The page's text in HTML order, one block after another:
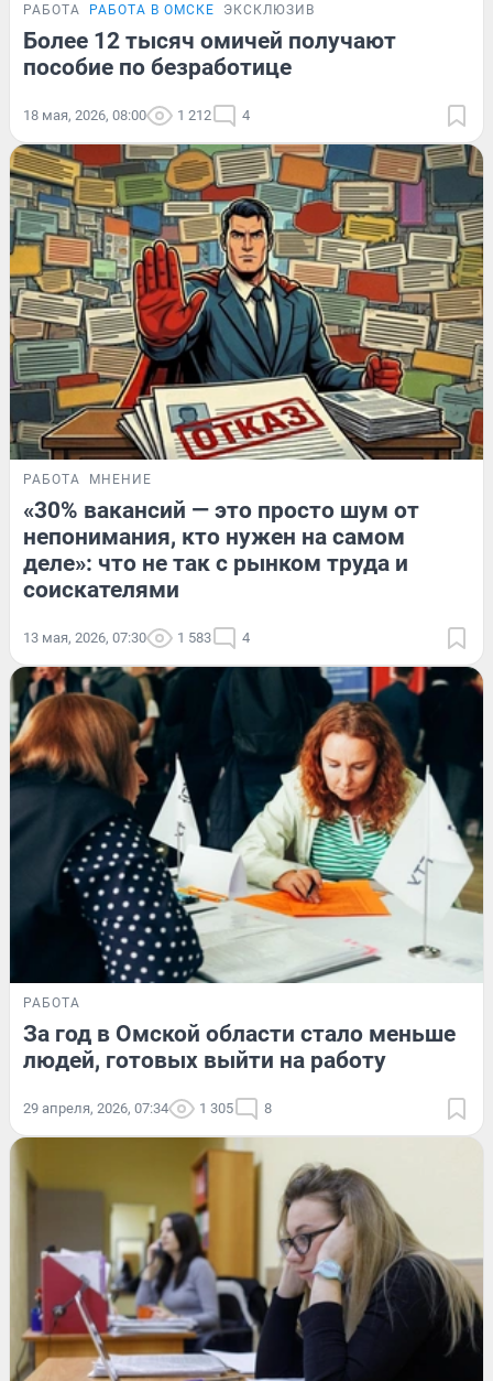
РАБОТА РАБОТА В ОМСКЕ ЭКСКЛЮЗИВ
Более 12 тысяч омичей получают
пособие по безработице
18 мая, 2026, 08:00 1 212 4
РАБОТА МНЕНИЕ
«30% вакансий — это просто шум от
непонимания, кто нужен на самом
деле»: что не так с рынком труда и
соискателями
13 мая, 2026, 07:30 1 583 4
РАБОТА
За год в Омской области стало меньше
людей, готовых выйти на работу
29 апреля, 2026, 07:34 1 305 8